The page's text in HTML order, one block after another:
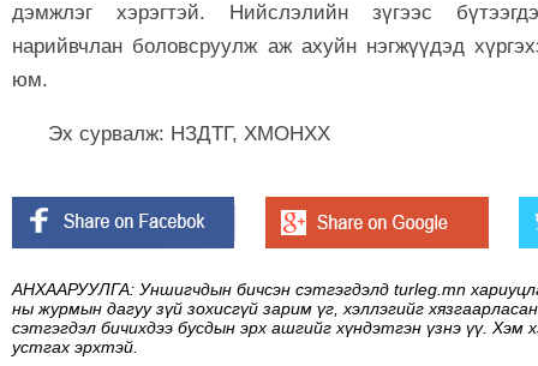
дэмжлэг хэрэгтэй. Нийслэлийн зүгээс
нарийвчлан боловсруулж аж ахуйн нэгжүүдэд
юм.
Эх сурвалж: НЗДТГ, ХМОНХХ
АНХААРУУЛГА: Уншигчдын бичсэн сэтгэгдэлд turleg.mn
ны журмын дагуу зүй зохисгүй зарим үг, хэллэгийг
сэтгэгдэл бичихдээ бусдын эрх ашгийг хүндэтгэн үзнэ үү. Хэм
устгах эрхтэй.